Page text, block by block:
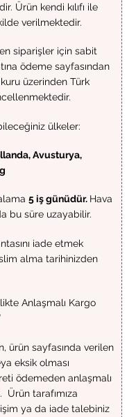
Ürün kendi kılıfı ile
verilmektedir.
siparişler için sabit
ödeme sayfasından
üzerinden Türk
ülkeler:
Avusturya,
5 iş günüdür. Hava
bu süre uzayabilir.
iade etmek
alma tarihinizden
Anlaşmalı Kargo
ürün sayfasında verilen
eksik olması
ödemeden anlaşmalı
tarafımıza
ya da iade talebiniz